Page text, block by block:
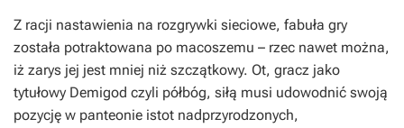
Z racji nastawienia na rozgrywki sieciowe, fabuła gry
została potraktowana po macoszemu – rzec nawet można,
iż zarys jej jest mniej niż szczątkowy. Ot, gracz jako
tytułowy Demigod czyli półbóg, siłą musi udowodnić swoją
pozycję w panteonie istot nadprzyrodzonych,